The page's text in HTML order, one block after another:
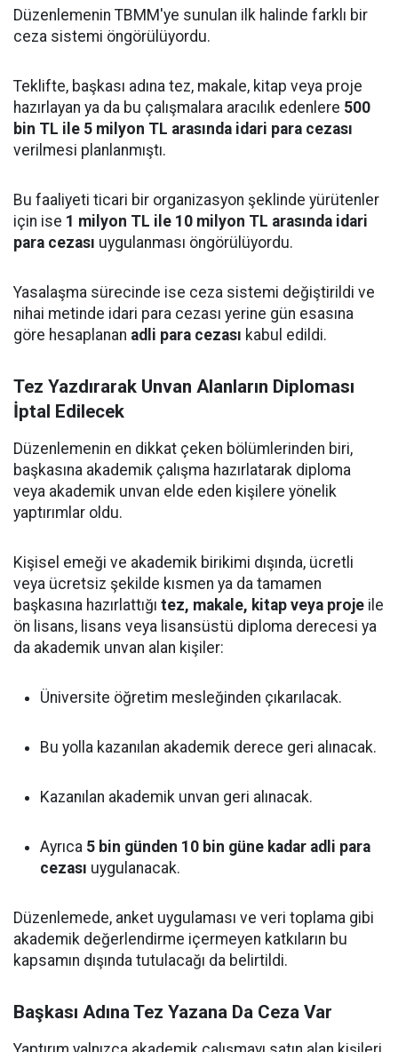
Düzenlemenin TBMM'ye sunulan ilk halinde farklı bir
ceza sistemi öngörülüyordu.
Teklifte, başkası adına tez, makale, kitap veya proje
hazırlayan ya da bu çalışmalara aracılık edenlere 500
bin TL ile 5 milyon TL arasında idari para cezası
verilmesi planlanmıştı.
Bu faaliyeti ticari bir organizasyon şeklinde yürütenler
için ise 1 milyon TL ile 10 milyon TL arasında idari
para cezası uygulanması öngörülüyordu.
Yasalaşma sürecinde ise ceza sistemi değiştirildi ve
nihai metinde idari para cezası yerine gün esasına
göre hesaplanan adli para cezası kabul edildi.
Tez Yazdırarak Unvan Alanların Diploması
İptal Edilecek
Düzenlemenin en dikkat çeken bölümlerinden biri,
başkasına akademik çalışma hazırlatarak diploma
veya akademik unvan elde eden kişilere yönelik
yaptırımlar oldu.
Kişisel emeği ve akademik birikimi dışında, ücretli
veya ücretsiz şekilde kısmen ya da tamamen
başkasına hazırlattığı tez, makale, kitap veya proje ile
ön lisans, lisans veya lisansüstü diploma derecesi ya
da akademik unvan alan kişiler:
Üniversite öğretim mesleğinden çıkarılacak.
Bu yolla kazanılan akademik derece geri alınacak.
Kazanılan akademik unvan geri alınacak.
Ayrıca 5 bin günden 10 bin güne kadar adli para
cezası uygulanacak.
Düzenlemede, anket uygulaması ve veri toplama gibi
akademik değerlendirme içermeyen katkıların bu
kapsamın dışında tutulacağı da belirtildi.
Başkası Adına Tez Yazana Da Ceza Var